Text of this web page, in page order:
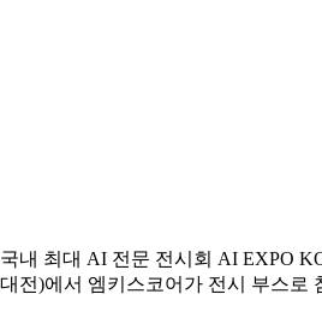
국내 최대 AI 전문 전시회 AI EXPO
대전)에서 엠키스코어가 전시 부스로